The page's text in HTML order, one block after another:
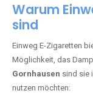
Warum
sind
Einweg E-Zigaretten
Möglichkeit, das
Gornhausen sind sie
nutzen möchten: